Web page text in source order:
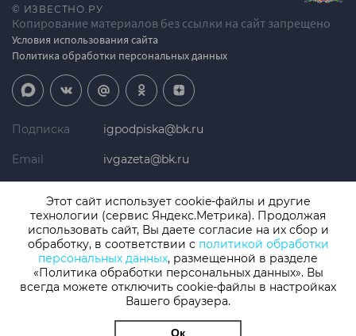
© ИЗВЕСТНО.РУ
Копирование материалов без ссылки на сайт запрещено
Условия использования сайта
Политика обработки персональных данных
Подписка igpodpiska@bk.ru
Email ivgazeta@bk.ru
Телефон +7 (4932) 41-94-81
СМИ: Izvestno.ru. Реестровая запись 08.11.2019 серия ЭЛ № ФС 77 -
77192, зарегистрировано Роскомнадзором
Учредитель: БУ «Ивановские газеты». Главный редактор:
Этот сайт использует cookie-файлы и другие
технологии (сервис Яндекс.Метрика). Продолжая
использовать сайт, Вы даете согласие на их сбор и
обработку, в соответствии с политикой обработки
персональных данных, размещенной в разделе
«Политика обработки персональных данных». Вы
всегда можете отключить cookie-файлы в настройках
Вашего браузера.
Ок